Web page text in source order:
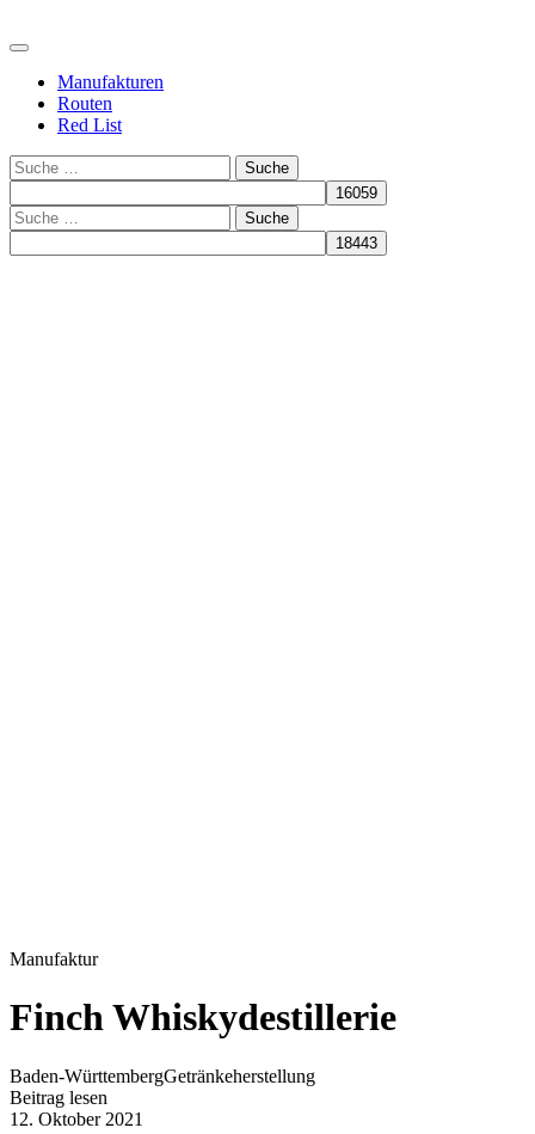
Manufakturen
Routen
Red List
Suche
Suche
Manufaktur
Finch Whiskydestillerie
Baden-WürttembergGetränkeherstellung
Beitrag lesen
12. Oktober 2021